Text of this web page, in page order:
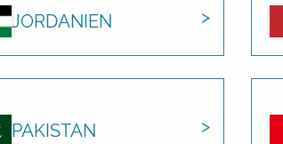
JORDANIEN
PAKISTAN